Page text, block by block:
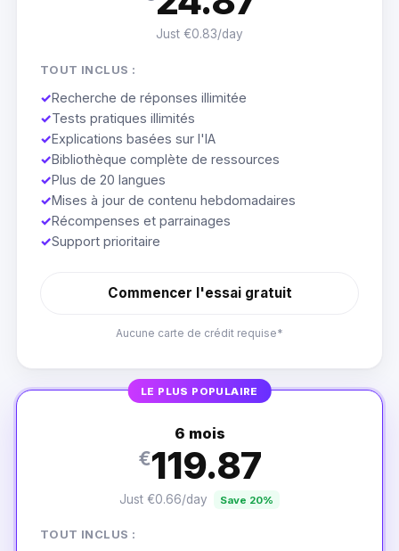
Just €0.83/day
TOUT INCLUS :
✓Recherche de réponses illimitée
✓Tests pratiques illimités
✓Explications basées sur l'IA
✓Bibliothèque complète de ressources
✓Plus de 20 langues
✓Mises à jour de contenu hebdomadaires
✓Récompenses et parrainages
✓Support prioritaire
Commencer l'essai gratuit
Aucune carte de crédit requise*
LE PLUS POPULAIRE
6 mois
€119.87
Just €0.66/day Save 20%
TOUT INCLUS :